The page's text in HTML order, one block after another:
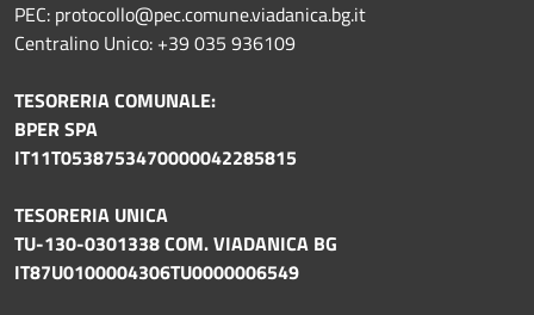
PEC: protocollo@pec.comune.viadanica.bg.it
Centralino Unico: +39 035 936109
TESORERIA COMUNALE:
BPER SPA
IT11T0538753470000042285815
TESORERIA UNICA
TU-130-0301338 COM. VIADANICA BG
IT87U0100004306TU0000006549